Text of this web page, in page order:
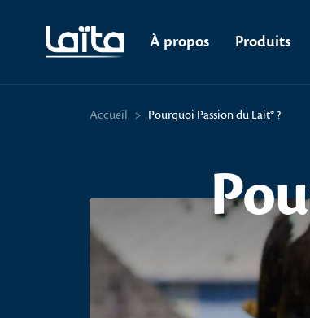
À propos Produits
Accueil > Pourquoi Passion du Lait® ?